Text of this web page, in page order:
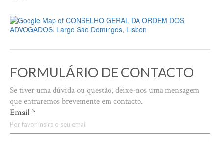
FORMULÁRIO DE CONTACTO
Se tiver uma dúvida ou questão, deixe-nos uma mensagem
que entraremos brevemente em contacto.
Email*
Por favor insira o seu email